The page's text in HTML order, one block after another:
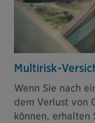
Multirisk-
Wenn Sie nach
dem Verlust von
können, erhalten